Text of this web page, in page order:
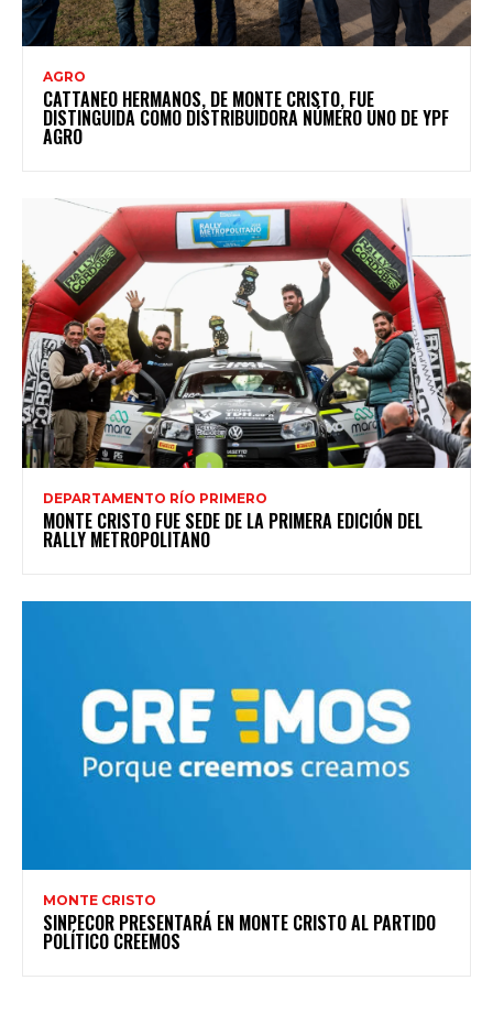
AGRO
CATTANEO HERMANOS, DE MONTE CRISTO, FUE
DISTINGUIDA COMO DISTRIBUIDORA NÚMERO UNO DE YPF
AGRO
DEPARTAMENTO RÍO PRIMERO
MONTE CRISTO FUE SEDE DE LA PRIMERA EDICIÓN DEL
RALLY METROPOLITANO
MONTE CRISTO
SINPECOR PRESENTARÁ EN MONTE CRISTO AL PARTIDO
POLÍTICO CREEMOS